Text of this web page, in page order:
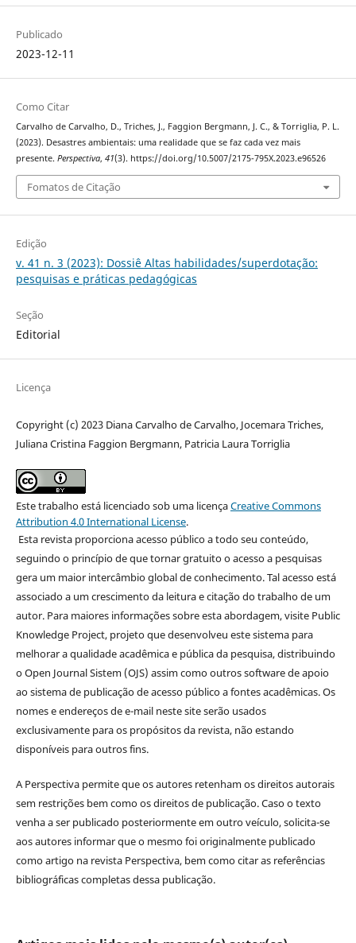
Publicado
2023-12-11
Como Citar
Carvalho de Carvalho, D., Triches, J., Faggion Bergmann, J. C., & Torriglia, P. L.
(2023). Desastres ambientais: uma realidade que se faz cada vez mais
presente. Perspectiva, 41(3). https://doi.org/10.5007/2175-795X.2023.e96526
Fomatos de Citação
Edição
v. 41 n. 3 (2023): Dossiê Altas habilidades/superdotação:
pesquisas e práticas pedagógicas
Seção
Editorial
Licença
Copyright (c) 2023 Diana Carvalho de Carvalho, Jocemara Triches,
Juliana Cristina Faggion Bergmann, Patricia Laura Torriglia
Este trabalho está licenciado sob uma licençaCreative Commons
Attribution 4.0 International License.
Esta revista proporciona acesso público a todo seu conteúdo,
seguindo o princípio de que tornar gratuito o acesso a pesquisas
gera um maior intercâmbio global de conhecimento. Tal acesso está
associado a um crescimento da leitura e citação do trabalho de um
autor. Para maiores informações sobre esta abordagem, visite Public
Knowledge Project, projeto que desenvolveu este sistema para
melhorar a qualidade acadêmica e pública da pesquisa, distribuindo
o Open Journal Sistem (OJS) assim como outros software de apoio
ao sistema de publicação de acesso público a fontes acadêmicas. Os
nomes e endereços de e-mail neste site serão usados
exclusivamente para os propósitos da revista, não estando
disponíveis para outros fins.
A Perspectiva permite que os autores retenham os direitos autorais
sem restrições bem como os direitos de publicação. Caso o texto
venha a ser publicado posteriormente em outro veículo, solicita-se
aos autores informar que o mesmo foi originalmente publicado
como artigo na revista Perspectiva, bem como citar as referências
bibliográficas completas dessa publicação.